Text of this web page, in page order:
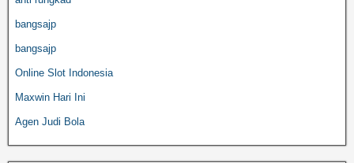
bangsajp
bangsajp
Online Slot Indonesia
Maxwin Hari Ini
Agen Judi Bola